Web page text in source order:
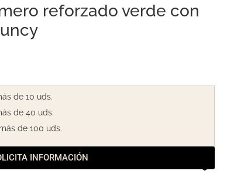
reforzado verde con
de 10 uds.
de 40 uds.
de 100 uds.
INFORMACIÓN